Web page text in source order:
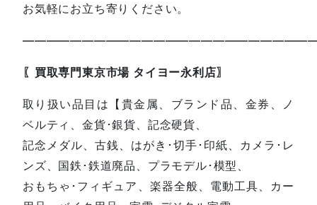
お気軽にお立ち寄りください。
〖買取専門東京市場 タイヨー永利店〗
取り扱い品目は【貴金属、ブランド品、金券、ノ
ベルティ、金貨･銀貨、記念硬貨、
記念メダル、古銭、はがき･切手･印紙、カメラ･レ
ンズ、国鉄･鉄道廃品、プラモデル･模型、
おもちゃ･フィギュア、楽器全般、電動工具、カー